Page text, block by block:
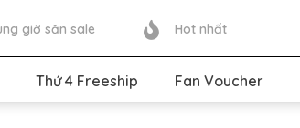
giờ săn sale Hot nhất
Thứ 4 Freeship Fan Voucher